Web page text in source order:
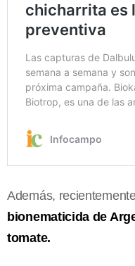
Además,
bionematicida de
tomate.